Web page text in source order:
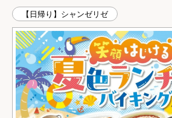
【日帰り】シャンゼリゼ